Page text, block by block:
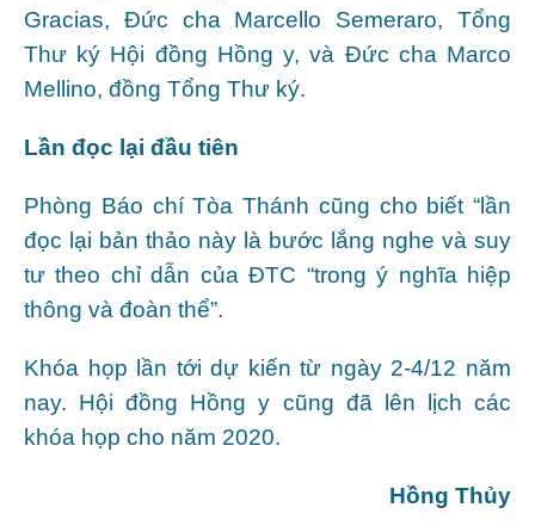
Gracias, Đức cha Marcello Semeraro, Tổng
Thư ký Hội đồng Hồng y, và Đức cha Marco
Mellino, đồng Tổng Thư ký.
Lần đọc lại đầu tiên
Phòng Báo chí Tòa Thánh cũng cho biết “lần
đọc lại bản thảo này là bước lắng nghe và suy
tư theo chỉ dẫn của ĐTC “trong ý nghĩa hiệp
thông và đoàn thể”.
Khóa họp lần tới dự kiến từ ngày 2-4/12 năm
nay. Hội đồng Hồng y cũng đã lên lịch các
khóa họp cho năm 2020.
Hồng Thủy